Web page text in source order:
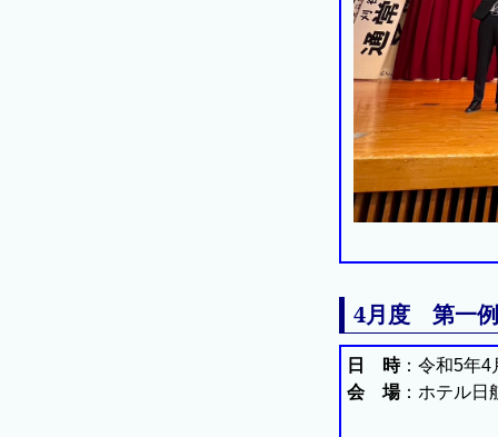
4月度 第一
日 時：令和5年4
会 場：ホテル日